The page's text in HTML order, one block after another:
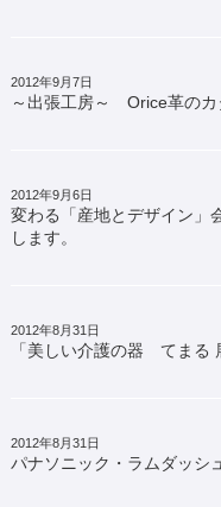
2012年9月7日
～出張工房～ Orice革のカ
2012年9月6日
変わる「産地とデザイン」
します。
2012年8月31日
「美しい介護の器 てまる
2012年8月31日
パナソニック・ラムダッシ